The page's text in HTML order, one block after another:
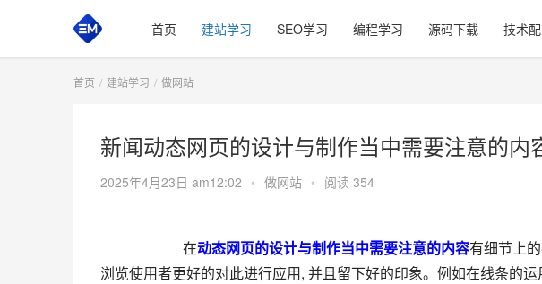
首页 建站学习 SEO学习 编程学习 源码下载 技术
首页 建站学习 做网站
新闻动态网页的设计与制作当中需要注意的内
2025年4月23日 am12:02 • 做网站 • 阅读 354
在动态网页的设计与制作当中需要注意的内容有细节上
浏览使用者更好的对此进行应用, 并且留下好的印象。例如在线条的